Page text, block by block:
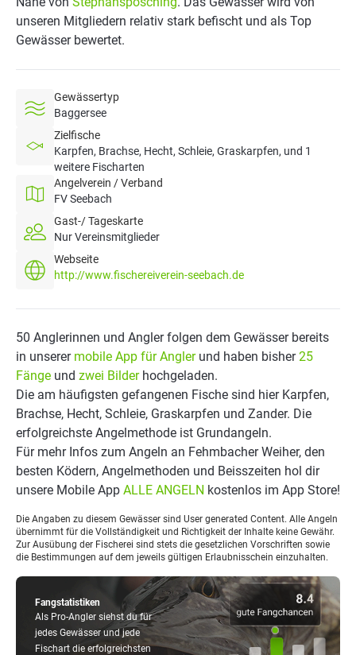
unseren Mitgliedern relativ stark befischt und als Top
Gewässer bewertet.
Gewässertyp
Baggersee
Zielfische
Karpfen, Brachse, Hecht, Schleie, Graskarpfen, und 1
weitere Fischarten
Angelverein / Verband
FV Seebach
Gast-/ Tageskarte
Nur Vereinsmitglieder
Webseite
http://www.fischereiverein-seebach.de
Fangstatistiken
Als Pro-Angler siehst du für
jedes Gewässer und jede
Fischart die erfolgreichsten
50 Anglerinnen und Angler folgen dem Gewässer bereits
in unserer mobile App für Anglerund haben bisher25
Fänge und zwei Bilderhochgeladen.
Die am häufigsten gefangenen Fische sind hier Karpfen,
Brachse, Hecht, Schleie, Graskarpfen und Zander. Die
erfolgreichste Angelmethode ist Grundangeln.
Für mehr Infos zum Angeln an Fehmbacher Weiher, den
besten Ködern, Angelmethoden und Beisszeiten hol dir
unsere Mobile App ALLE ANGELN kostenlos im App Store!
Die Angaben zu diesem Gewässer sind User generated Content. Alle Angeln
übernimmt für die Vollständigkeit und Richtigkeit der Inhalte keine Gewähr.
Zur Ausübung der Fischerei sind stets die gesetzlichen Vorschriften sowie
die Bestimmungen auf dem jeweils gültigen Erlaubnisschein einzuhalten.